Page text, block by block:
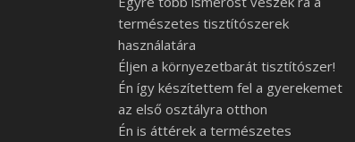
természetes tisztítószerek
használatára
Éljen a környezetbarát tisztítószer!
Én így készítettem fel a gyerekemet
az első osztályra otthon
Én is áttérek a természetes